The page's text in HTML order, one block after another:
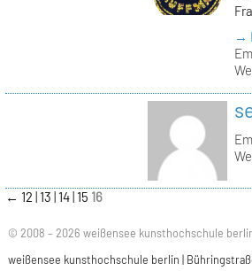
→
← 12 13 14 15 16
© 2008 – 2026 weißensee kunsthochschule
weißensee kunsthochschule berlin |